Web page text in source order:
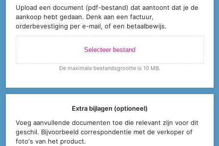
Upload een document (pdf-bestand) dat aantoont dat je de
aankoop hebt gedaan. Denk aan een factuur,
orderbevestiging per e-mail, of een betaalbewijs.
Selecteer bestand
De maximale bestandsgrootte is 10 MB.
Extra bijlagen (optioneel)
Voeg aanvullende documenten toe die relevant zijn voor dit
geschil. Bijvoorbeeld correspondentie met de verkoper of
foto's van het product.